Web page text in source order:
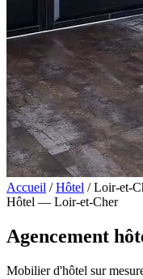
Accueil / Hôtel / Loir-et-
Hôtel — Loir-et-Cher
Agencement
Mobilier d'hôtel sur